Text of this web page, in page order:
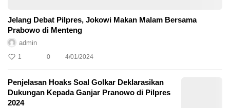
Jelang Debat Pilpres, Jokowi Makan Malam Bersama
Prabowo di Menteng
admin
1 0 4/01/2024
Penjelasan Hoaks Soal Golkar Deklarasikan
Dukungan Kepada Ganjar Pranowo di Pilpres
2024